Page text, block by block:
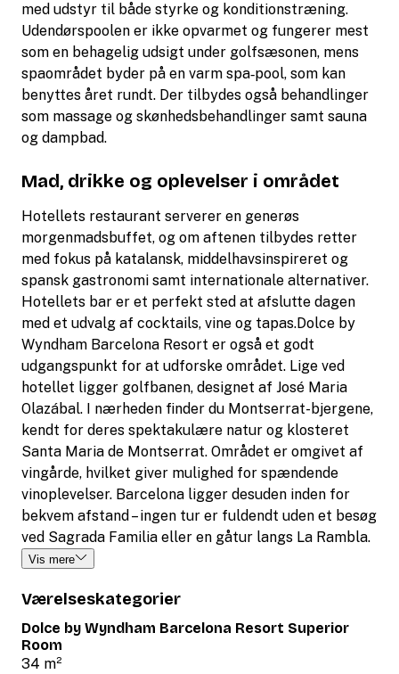
med udstyr til både styrke og konditionstræning.
Udendørspoolen er ikke opvarmet og fungerer mest
som en behagelig udsigt under golfsæsonen, mens
spaområdet byder på en varm spa‑pool, som kan
benyttes året rundt. Der tilbydes også behandlinger
som massage og skønhedsbehandlinger samt sauna
og dampbad.
Mad, drikke og oplevelser i området
Hotellets restaurant serverer en generøs
morgenmadsbuffet, og om aftenen tilbydes retter
med fokus på katalansk, middelhavsinspireret og
spansk gastronomi samt internationale alternativer.
Hotellets bar er et perfekt sted at afslutte dagen
med et udvalg af cocktails, vine og tapas.Dolce by
Wyndham Barcelona Resort er også et godt
udgangspunkt for at udforske området. Lige ved
hotellet ligger golfbanen, designet af José Maria
Olazábal. I nærheden finder du Montserrat-bjergene,
kendt for deres spektakulære natur og klosteret
Santa Maria de Montserrat. Området er omgivet af
vingårde, hvilket giver mulighed for spændende
vinoplevelser. Barcelona ligger desuden inden for
bekvem afstand – ingen tur er fuldendt uden et besøg
ved Sagrada Familia eller en gåtur langs La Rambla.
Vis mere
Værelseskategorier
Dolce by Wyndham Barcelona Resort Superior
Room
34 m²